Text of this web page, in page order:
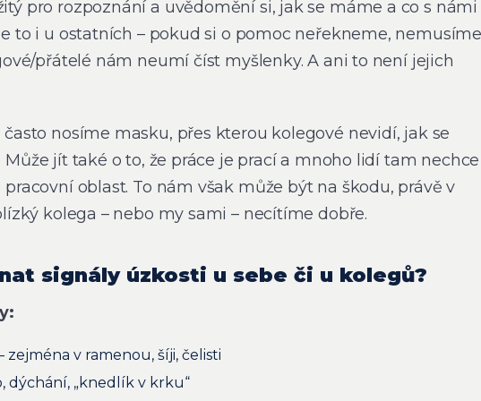
pro rozpoznání a uvědomění si, jak se máme a co s námi
to i u ostatních – pokud si o pomoc neřekneme,
přátelé nám neumí číst myšlenky. A ani to není jejich
často nosíme masku, přes kterou kolegové nevidí, jak se
jít také o to, že práce je prací a mnoho lidí tam nechce
oblast. To nám však může být na škodu, právě v
kolega – nebo my sami – necítíme dobře.
signály úzkosti u sebe či u kolegů?
zejména v ramenou, šíji, čelisti
dýchání, „knedlík v krku“